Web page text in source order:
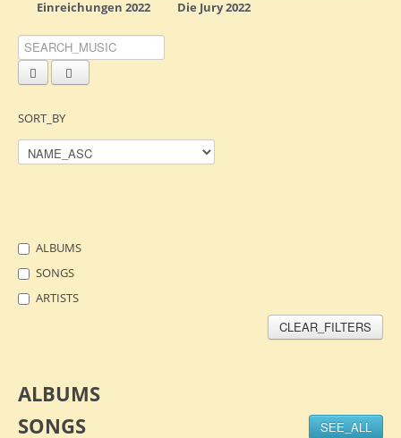
Einreichungen 2022 Die Jury 2022
SORT_BY
ALBUMS
SONGS
ARTISTS
CLEAR_FILTERS
ALBUMS
SEE_ALL
SONGS